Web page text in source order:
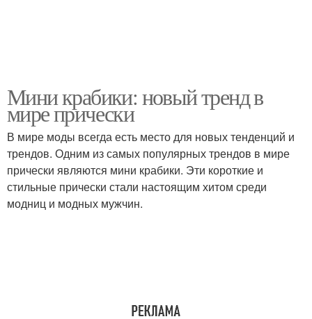
Мини крабики: новый тренд в
мире прически
В мире моды всегда есть место для новых тенденций и
трендов. Одним из самых популярных трендов в мире
прически являются мини крабики. Эти короткие и
стильные прически стали настоящим хитом среди
модниц и модных мужчин.